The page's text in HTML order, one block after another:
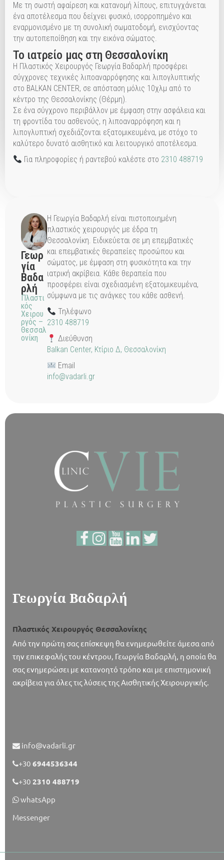
Με τη σωστή αφαίρεση και κατανομή λίπους, επιτυγχάνεται
ένα αποτέλεσμα που δείχνει φυσικό, ισορροπημένο και
εναρμονισμένο με τη συνολική σωματοδομή, ενισχύοντας
την αυτοπεποίθηση και την εικόνα σώματος.
Το ιατρείο μας στη Θεσσαλονίκη
Η Πλαστικός Χειρουργός Γεωργία Βαδαρλή προσφέρει
σύγχρονες τεχνικές λιποαναρρόφησης και λιπογλυπτικής
στο BALKAN CENTER, σε απόσταση μόλις 10χλμ από το
κέντρο της Θεσσαλονίκης (Θέρμη).
Σε ένα σύγχρονο περιβάλλον με έμφαση στην ασφάλεια και
τη φροντίδα του ασθενούς, η λιποαναρρόφηση και η
λιπογλυπτική σχεδιάζονται εξατομικευμένα, με στόχο το
καλύτερο δυνατό αισθητικό και λειτουργικό αποτέλεσμα.
Για πληροφορίες ή ραντεβού καλέστε στο 2310 488719
Γεωρ
γία
Βαδα
ρλή
Πλαστι
κός
Χειρου
ργός –
Θεσσαλ
ονίκη
Η Γεωργία Βαδαρλή είναι πιστοποιημένη
πλαστικός χειρουργός με έδρα τη
Θεσσαλονίκη. Ειδικεύεται σε μη επεμβατικές
και επεμβατικές θεραπείες προσώπου και
σώματος, με έμφαση στη φυσικότητα και την
ιατρική ακρίβεια. Κάθε θεραπεία που
προσφέρει είναι σχεδιασμένη εξατομικευμένα,
σύμφωνα με τις ανάγκες του κάθε ασθενή.
Τηλέφωνο
2310 488719
Διεύθυνση
Balkan Center, Κτίριο Δ, Θεσσαλονίκη
Email
info@vadarli.gr
Γεωργία Βαδαρλή
Πλαστικός Χειρουργός Θεσσαλονίκης
Από την πρώτη σας επίσκεψη θα ενημερωθείτε άμεσα από
την επικεφαλής του κέντρου, Γεωργία Βαδαρλή, η οποία θα
σας ενημερώσει με κατανοητό τρόπο και με επιστημονική
ακρίβεια για όλες τις λύσεις της Αισθητικής Χειρουργικής.
info@vadarli.gr
+30 6944536344
+30 2310 488719
whatsApp
Messenger